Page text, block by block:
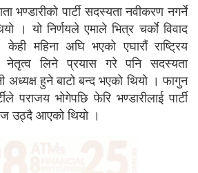
भण्डारीको पार्टी सदस्यता नवीकरण नगर्ने
। यो निर्णयले एमाले भित्र चर्काे विवाद
महिना अघि भएको एघारौं राष्ट्रिय
नेतृत्व लिने प्रयास गरे पनि सदस्यता
अध्यक्ष हुने बाटो बन्द भएको थियो । फागुन
पराजय भोगेपछि फेरि भण्डारीलाई पार्टी
उठ्दै आएको थियो ।